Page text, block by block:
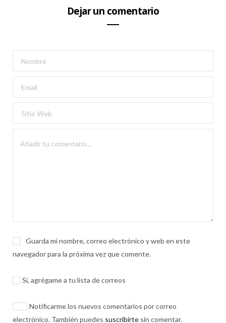
Dejar un comentario
Guarda mi nombre, correo electrónico y web en este
navegador para la próxima vez que comente.
Sí, agrégame a tu lista de correos
Notificarme los nuevos comentarios por correo
electrónico. También puedes suscribirte sin comentar.